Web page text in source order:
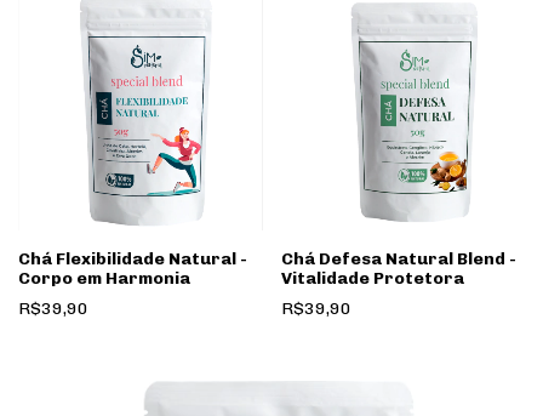
Chá Flexibilidade Natural -
Corpo em Harmonia
R$39,90
Chá Defesa Natural Blend -
Vitalidade Protetora
R$39,90